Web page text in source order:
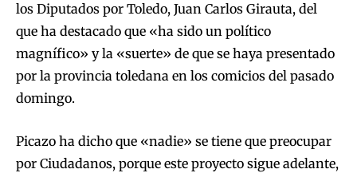
los Diputados por Toledo, Juan Carlos Girauta, del
que ha destacado que «ha sido un político
magnífico» y la «suerte» de que se haya presentado
por la provincia toledana en los comicios del pasado
domingo.
Picazo ha dicho que «nadie» se tiene que preocupar
por Ciudadanos, porque este proyecto sigue adelante,